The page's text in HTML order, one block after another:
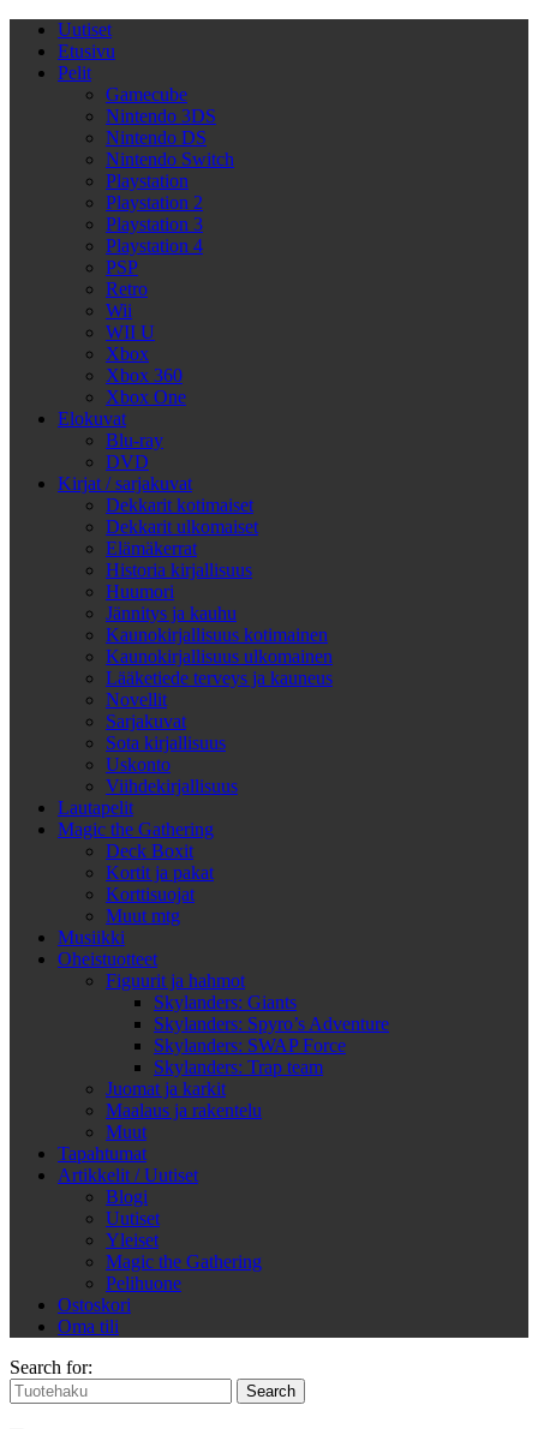
Uutiset
Etusivu
Pelit
Gamecube
Nintendo 3DS
Nintendo DS
Nintendo Switch
Playstation
Playstation 2
Playstation 3
Playstation 4
PSP
Retro
Wii
WII U
Xbox
Xbox 360
Xbox One
Elokuvat
Blu-ray
DVD
Kirjat / sarjakuvat
Dekkarit kotimaiset
Dekkarit ulkomaiset
Elämäkerrat
Historia kirjallisuus
Huumori
Jännitys ja kauhu
Kaunokirjallisuus kotimainen
Kaunokirjallisuus ulkomainen
Lääketiede terveys ja kauneus
Novellit
Sarjakuvat
Sota kirjallisuus
Uskonto
Viihdekirjallisuus
Lautapelit
Magic the Gathering
Deck Boxit
Kortit ja pakat
Korttisuojat
Muut mtg
Musiikki
Oheistuotteet
Figuurit ja hahmot
Skylanders: Giants
Skylanders: Spyro’s Adventure
Skylanders: SWAP Force
Skylanders: Trap team
Juomat ja karkit
Maalaus ja rakentelu
Muut
Tapahtumat
Artikkelit / Uutiset
Blogi
Uutiset
Yleiset
Magic the Gathering
Pelihuone
Ostoskori
Oma tili
Search for: